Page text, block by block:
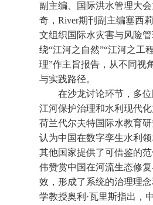
副主编、国际洪水管理大
奇，River期刊副主编塞西
文组织国际水灾害与风险
绕“江河之自然”“江河之工
理”作主旨报告，从不同视
与实践路径。
在沙龙讨论环节，多
江河保护治理和水利现代
荷兰代尔夫特国际水教育
认为中国在数字孪生水利
其他国家提供了可借鉴的
伟赞赏中国在河流生态修
效，形成了系统的治理理
学教授奥利·瓦里斯指出